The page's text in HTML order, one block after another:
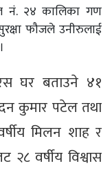
नं. २४ कालिका गण
फौजले उनीरुलाई
घर बताउने ४१
कुमार पटेल तथा
मिलन शाह र
२८ वर्षीय विश्वास